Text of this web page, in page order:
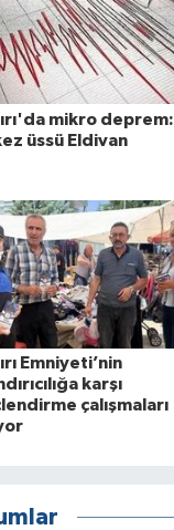
mikro deprem:
üssü Eldivan
Emniyeti’nin
karşı
çalışmaları